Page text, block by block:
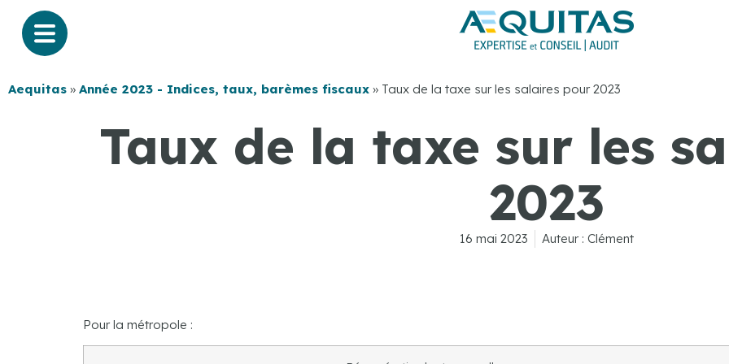
Aequitas » Année 2023 - Indices, taux, barèmes fiscaux » Taux de la taxe sur les salaires pour 2023
Taux de la taxe sur les
2023
16 mai 2023 Auteur : Clément
Pour la métropole :